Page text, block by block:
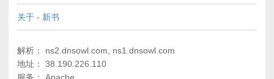
关于 - 新书
解析： ns2.dnsowl.com, ns1.dnsowl.com
地址： 38.190.226.110